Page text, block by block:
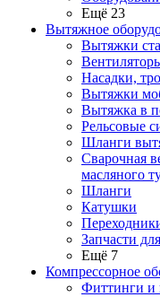
Ещё 23
Вытяжное
Вытяжки
Насадки,
Вытяжки
Вытяжка в
Рельсовые
Шланги
Сварочная
масляного
Шланги
Катушки
Запчасти
Ещё 7
Компрессорное
Фиттинги и